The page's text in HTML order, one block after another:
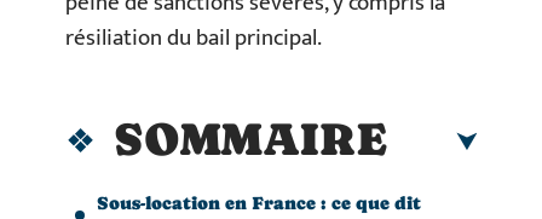
résiliation du bail principal.
SOMMAIRE
Sous-location en France : ce que dit